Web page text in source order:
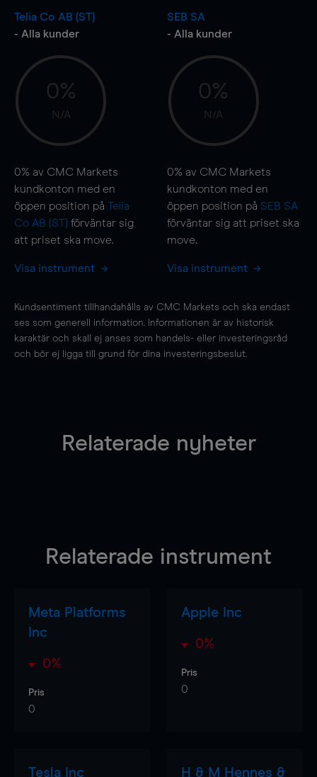
Telia Co AB (ST)
- Alla kunder
0%
N/A
0% av CMC Markets
kundkonton med en
öppen position på Telia
Co AB (ST) förväntar sig
att priset ska move.
Visa instrument
SEB SA
- Alla kunder
0%
N/A
0% av CMC Markets
kundkonton med en
öppen position på SEB SA
förväntar sig att priset ska
move.
Visa instrument
Kundsentiment tillhandahålls av CMC Markets och ska endast
ses som generell information. Informationen är av historisk
karaktär och skall ej anses som handels- eller investeringsråd
och bör ej ligga till grund för dina investeringsbeslut.
Relaterade nyheter
Relaterade instrument
Meta Platforms
Inc
0%
Pris
0
Apple Inc
0%
Pris
0
Tesla Inc
H & M Hennes &